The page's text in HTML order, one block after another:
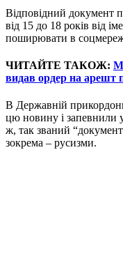
Відповідний документ
від 15 до 18 років від
поширювати в
ЧИТАЙТЕ ТАКОЖ:
видав ордер на арешт
В Державній
цю новину і запевнили
ж, так званий
зокрема – русизми.